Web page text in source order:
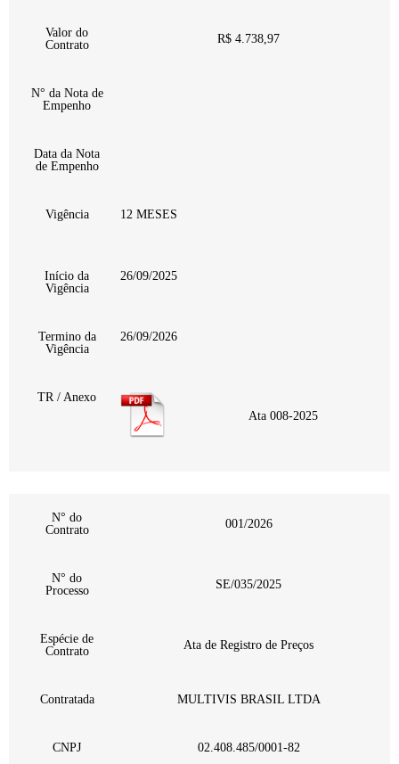
Valor do
Contrato
R$ 4.738,97
N° da Nota de
Empenho
Data da Nota
de Empenho
Vigência 12 MESES
Início da
Vigência
26/09/2025
Termino da
Vigência
26/09/2026
TR / Anexo
Ata 008-2025
N° do
Contrato
001/2026
N° do
Processo
SE/035/2025
Espécie de
Contrato
Ata de Registro de Preços
Contratada MULTIVIS BRASIL LTDA
CNPJ 02.408.485/0001-82